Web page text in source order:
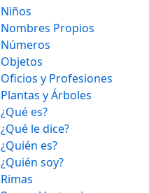
Niños
Nombres Propios
Números
Objetos
Oficios y Profesiones
Plantas y Árboles
¿Qué es?
¿Qué le dice?
¿Quién es?
¿Quién soy?
Rimas